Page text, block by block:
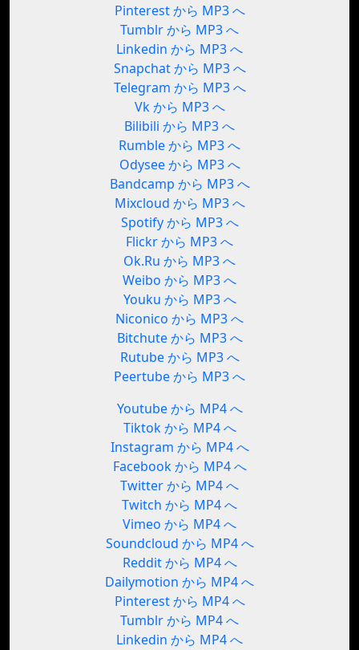
Pinterest から MP3 へ
Tumblr から MP3 へ
Linkedin から MP3 へ
Snapchat から MP3 へ
Telegram から MP3 へ
Vk から MP3 へ
Bilibili から MP3 へ
Rumble から MP3 へ
Odysee から MP3 へ
Bandcamp から MP3 へ
Mixcloud から MP3 へ
Spotify から MP3 へ
Flickr から MP3 へ
Ok.Ru から MP3 へ
Weibo から MP3 へ
Youku から MP3 へ
Niconico から MP3 へ
Bitchute から MP3 へ
Rutube から MP3 へ
Peertube から MP3 へ
Youtube から MP4 へ
Tiktok から MP4 へ
Instagram から MP4 へ
Facebook から MP4 へ
Twitter から MP4 へ
Twitch から MP4 へ
Vimeo から MP4 へ
Soundcloud から MP4 へ
Reddit から MP4 へ
Dailymotion から MP4 へ
Pinterest から MP4 へ
Tumblr から MP4 へ
Linkedin から MP4 へ